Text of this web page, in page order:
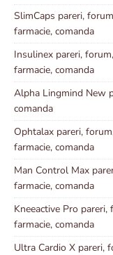
SlimCaps pareri,
farmacie, comanda
Insulinex pareri,
farmacie, comanda
Alpha Lingmind New
comanda
Ophtalax pareri,
farmacie, comanda
Man Control Max
farmacie, comanda
Kneeactive Pro
farmacie, comanda
Ultra Cardio X pareri,